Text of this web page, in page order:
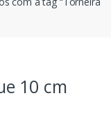
10 cm